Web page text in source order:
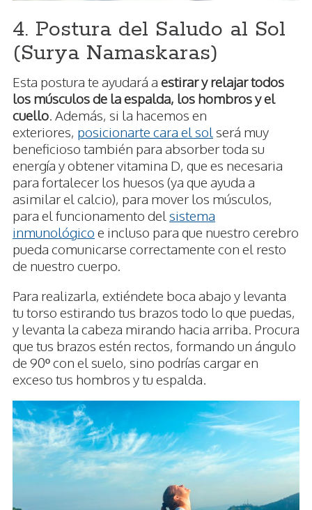
4. Postura del Saludo al Sol
(Surya Namaskaras)
Esta postura te ayudará a estirar y relajar todos
los músculos de la espalda, los hombros y el
cuello. Además, si la hacemos en
exteriores, posicionarte cara el sol será muy
beneficioso también para absorber toda su
energía y obtener vitamina D, que es necesaria
para fortalecer los huesos (ya que ayuda a
asimilar el calcio), para mover los músculos,
para el funcionamento del sistema
inmunológico e incluso para que nuestro cerebro
pueda comunicarse correctamente con el resto
de nuestro cuerpo.
Para realizarla, extiéndete boca abajo y levanta
tu torso estirando tus brazos todo lo que puedas,
y levanta la cabeza mirando hacia arriba. Procura
que tus brazos estén rectos, formando un ángulo
de 90º con el suelo, sino podrías cargar en
exceso tus hombros y tu espalda.